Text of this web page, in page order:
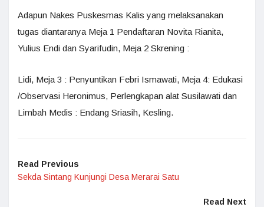
Adapun Nakes Puskesmas Kalis yang melaksanakan
tugas diantaranya Meja 1 Pendaftaran Novita Rianita,
Yulius Endi dan Syarifudin, Meja 2 Skrening :
Lidi, Meja 3 : Penyuntikan Febri Ismawati, Meja 4: Edukasi
/Observasi Heronimus, Perlengkapan alat Susilawati dan
Limbah Medis : Endang Sriasih, Kesling.
Read Previous
Sekda Sintang Kunjungi Desa Merarai Satu
Read Next